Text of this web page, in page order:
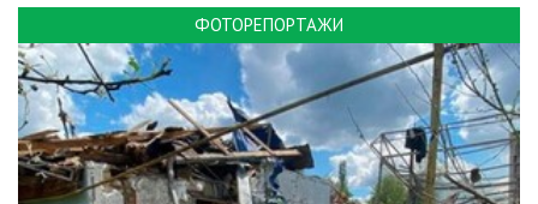
ФОТОРЕПОРТАЖИ